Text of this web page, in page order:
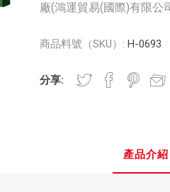
廠(鴻運貿易(國際)有限公
商品料號（SKU）: H-0693
分享:
產品介紹